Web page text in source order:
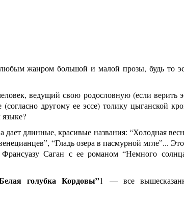
жанром большой и малой прозы, будь то
ведущий свою родословную (если верить
другому ее эссе) толику цыганской
длинные, красивые названия: “Холодная
“Гладь озера в пасмурной мгле”...
Саган с ее романом “Немного
голубка Кордовы”1 — все